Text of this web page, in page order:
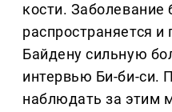
кости. Заболевание
распространяется
Байдену сильную
интервью Би-би-си.
наблюдать за этим